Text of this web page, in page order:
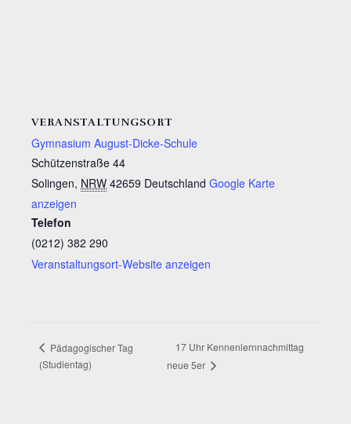
VERANSTALTUNGSORT
Gymnasium August-Dicke-Schule
Schützenstraße 44
Solingen, NRW 42659 Deutschland Google Karte
anzeigen
Telefon
(0212) 382 290
Veranstaltungsort-Website anzeigen
Pädagogischer Tag
(Studientag)
17 Uhr Kennenlernnachmittag
neue 5er